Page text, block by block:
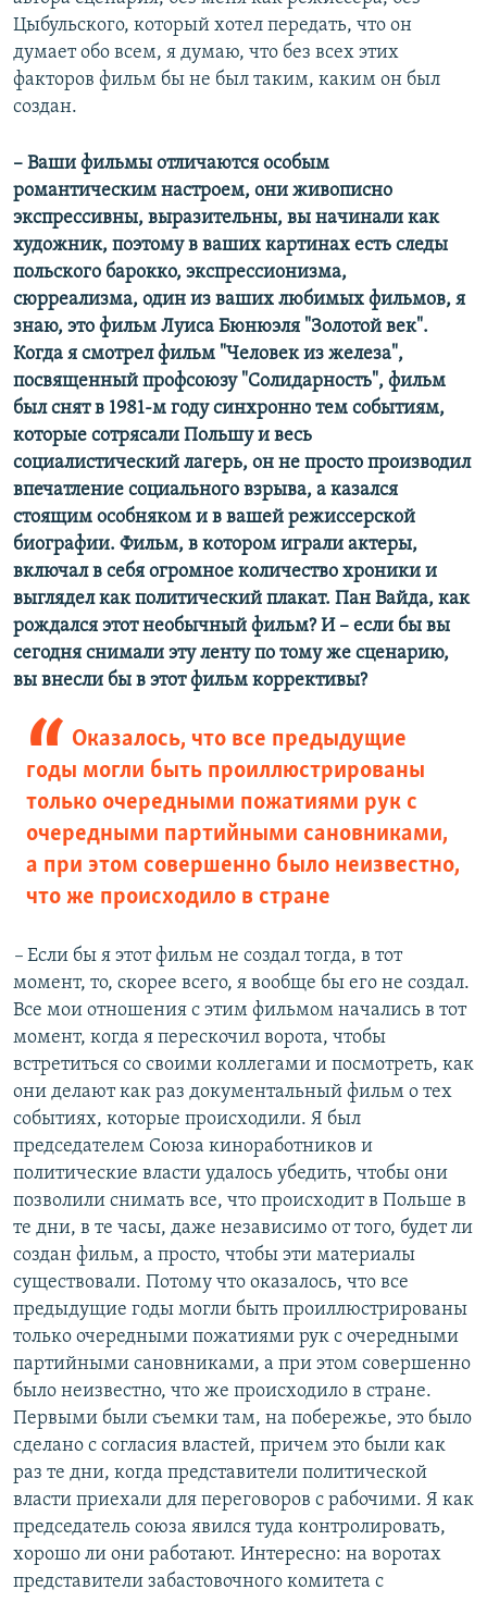
Цыбульского, который хотел передать, что он
думает обо всем, я думаю, что без всех этих
факторов фильм бы не был таким, каким он был
создан.
– Ваши фильмы отличаются особым
романтическим настроем, они живописно
экспрессивны, выразительны, вы начинали как
художник, поэтому в ваших картинах есть следы
польского барокко, экспрессионизма,
сюрреализма, один из ваших любимых фильмов, я
знаю, это фильм Луиса Бюнюэля "Золотой век".
Когда я смотрел фильм "Человек из железа",
посвященный профсоюзу "Солидарность", фильм
был снят в 1981-м году синхронно тем событиям,
которые сотрясали Польшу и весь
социалистический лагерь, он не просто производил
впечатление социального взрыва, а казался
стоящим особняком и в вашей режиссерской
биографии. Фильм, в котором играли актеры,
включал в себя огромное количество хроники и
выглядел как политический плакат. Пан Вайда, как
рождался этот необычный фильм? И – если бы вы
сегодня снимали эту ленту по тому же сценарию,
вы внесли бы в этот фильм коррективы?
Оказалось, что все предыдущие
годы могли быть проиллюстрированы
только очередными пожатиями рук с
очередными партийными сановниками,
а при этом совершенно было неизвестно,
что же происходило в стране
– Если бы я этот фильм не создал тогда, в тот
момент, то, скорее всего, я вообще бы его не создал.
Все мои отношения с этим фильмом начались в тот
момент, когда я перескочил ворота, чтобы
встретиться со своими коллегами и посмотреть, как
они делают как раз документальный фильм о тех
событиях, которые происходили. Я был
председателем Союза киноработников и
политические власти удалось убедить, чтобы они
позволили снимать все, что происходит в Польше в
те дни, в те часы, даже независимо от того, будет ли
создан фильм, а просто, чтобы эти материалы
существовали. Потому что оказалось, что все
предыдущие годы могли быть проиллюстрированы
только очередными пожатиями рук с очередными
партийными сановниками, а при этом совершенно
было неизвестно, что же происходило в стране.
Первыми были съемки там, на побережье, это было
сделано с согласия властей, причем это были как
раз те дни, когда представители политической
власти приехали для переговоров с рабочими. Я как
председатель союза явился туда контролировать,
хорошо ли они работают. Интересно: на воротах
представители забастовочного комитета с